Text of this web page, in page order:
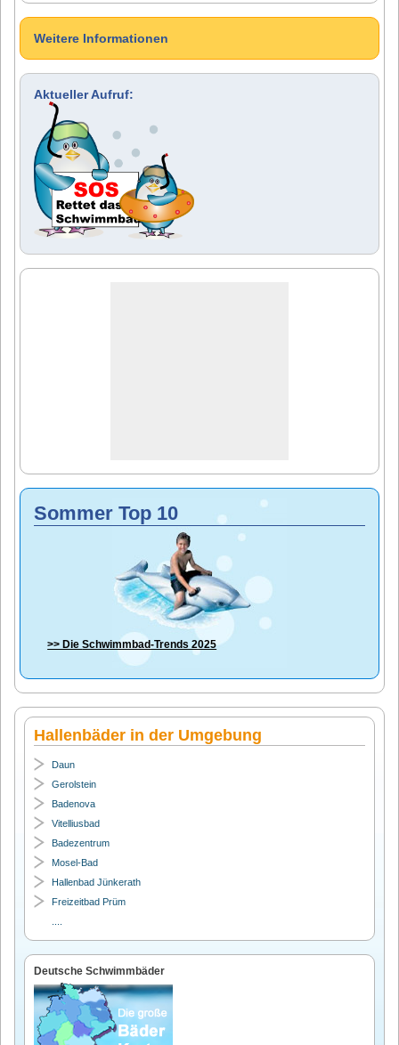
Weitere Informationen
Aktueller Aufruf:
Sommer Top 10
>> DieSchwimmbad-Trends 2025
Hallenbäder in der Umgebung
Daun
Gerolstein
Badenova
Vitelliusbad
Badezentrum
Mosel-Bad
Hallenbad Jünkerath
Freizeitbad Prüm
Deutsche Schwimmbäder